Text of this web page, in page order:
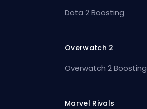
Dota 2 Boosting
Overwatch 2
Overwatch 2 Boosting
Marvel Rivals